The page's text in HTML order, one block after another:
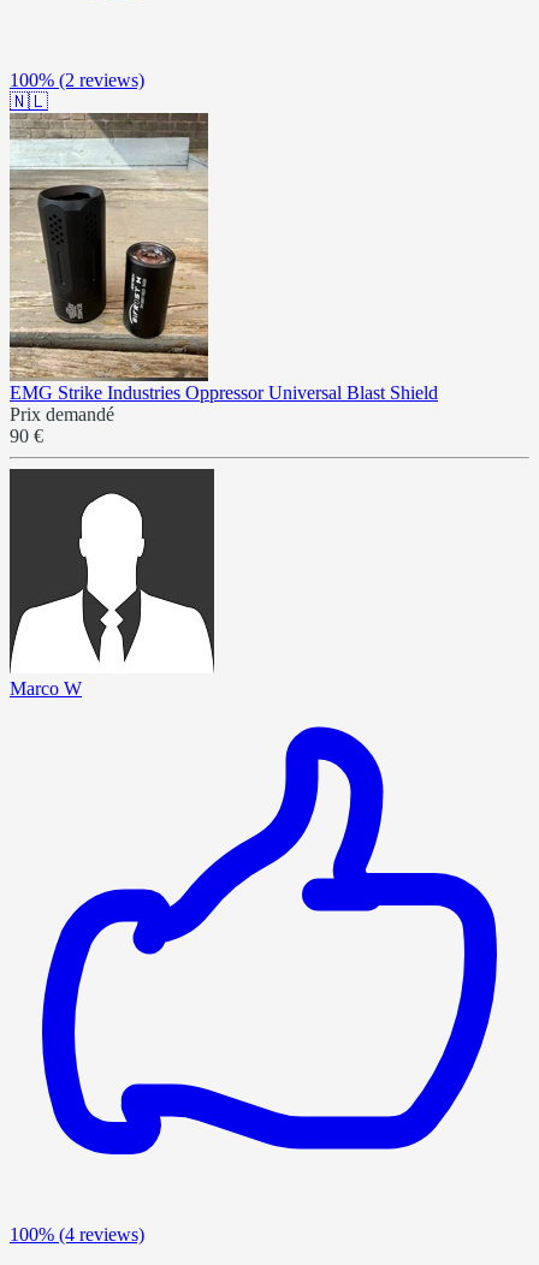
100% (2 reviews)
🇳🇱
EMG Strike Industries Oppressor Universal Blast Shield
Prix demandé
90 €
Marco W
100% (4 reviews)